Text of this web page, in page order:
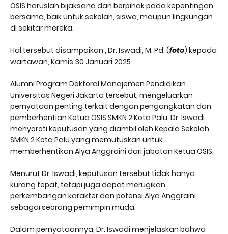
OSIS haruslah bijaksana dan berpihak pada kepentingan
bersama, baik untuk sekolah, siswa, maupun lingkungan
di sekitar mereka.
Hal tersebut disampaikan , Dr. Iswadi, M. Pd. (foto) kepada
wartawan, Kamis 30 Januari 2025
Alumni Program Doktoral Manajemen Pendidikan
Universitas Negeri Jakarta tersebut, mengeluarkan
pernyataan penting terkait dengan pengangkatan dan
pemberhentian Ketua OSIS SMKN 2 Kota Palu. Dr. Iswadi
menyoroti keputusan yang diambil oleh Kepala Sekolah
SMKN 2 Kota Palu yang memutuskan untuk
memberhentikan Alya Anggraini dari jabatan Ketua OSIS.
Menurut Dr. Iswadi, keputusan tersebut tidak hanya
kurang tepat, tetapi juga dapat merugikan
perkembangan karakter dan potensi Alya Anggraini
sebagai seorang pemimpin muda.
Dalam pernyataannya, Dr. Iswadi menjelaskan bahwa